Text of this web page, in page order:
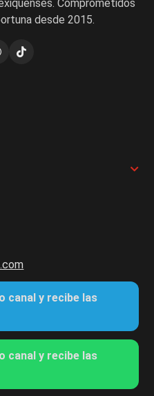
Comprometidos
desde 2015.
canal y recibe las
canal y recibe las